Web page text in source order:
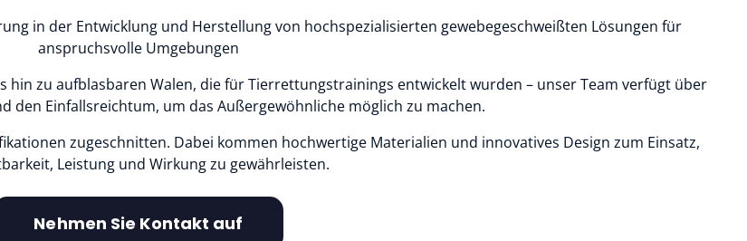
in der Entwicklung und Herstellung von hochspezialisierten gewebegeschweißten Lösungen für
anspruchsvolle Umgebungen
hin zu aufblasbaren Walen, die für Tierrettungstrainings entwickelt wurden – unser Team verfügt über
den Einfallsreichtum, um das Außergewöhnliche möglich zu machen.
zugeschnitten. Dabei kommen hochwertige Materialien und innovatives Design zum Einsatz,
Leistung und Wirkung zu gewährleisten.
Nehmen Sie Kontakt auf